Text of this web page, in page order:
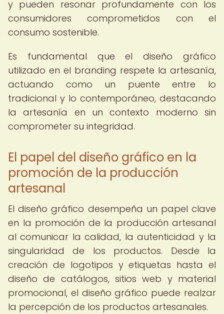
y pueden resonar profundamente con los
consumidores comprometidos con el
consumo sostenible.
Es fundamental que el diseño gráfico
utilizado en el branding respete la artesanía,
actuando como un puente entre lo
tradicional y lo contemporáneo, destacando
la artesanía en un contexto moderno sin
comprometer su integridad.
El papel del diseño gráfico en la
promoción de la producción
artesanal
El diseño gráfico desempeña un papel clave
en la promoción de la producción artesanal
al comunicar la calidad, la autenticidad y la
singularidad de los productos. Desde la
creación de logotipos y etiquetas hasta el
diseño de catálogos, sitios web y material
promocional, el diseño gráfico puede realzar
la percepción de los productos artesanales.